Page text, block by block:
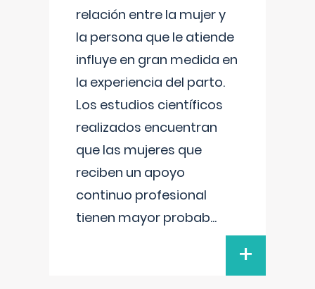
relación entre la mujer y
la persona que le atiende
influye en gran medida en
la experiencia del parto.
Los estudios científicos
realizados encuentran
que las mujeres que
reciben un apoyo
continuo profesional
tienen mayor probab...
+